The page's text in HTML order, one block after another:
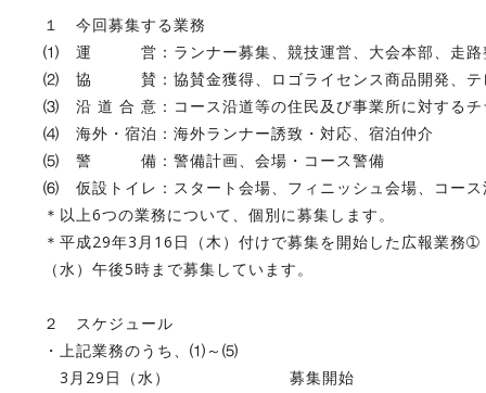
１ 今回募集する業務
⑴ 運 営：ランナー募集、競技運営、大会本部、走路整
⑵ 協 賛：協賛金獲得、ロゴライセンス商品開発、テ
⑶ 沿 道 合 意：コース沿道等の住民及び事業所に
⑷ 海外・宿泊：海外ランナー誘致・対応、宿泊仲介
⑸ 警 備：警備計画、会場・コース警備
⑹ 仮設トイレ：スタート会場、フィニッシュ会場、コース
＊以上6つの業務について、個別に募集します。
＊平成29年3月16日（木）付けで募集を開始した広報業務
（水）午後5時まで募集しています。
２ スケジュール
・上記業務のうち、⑴～⑸
3月29日（水） 募集開始